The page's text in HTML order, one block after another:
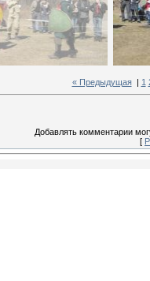
« Предыдущая| 1
Добавлять комментарии
[